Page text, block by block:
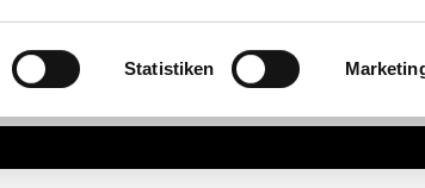
Statistiken